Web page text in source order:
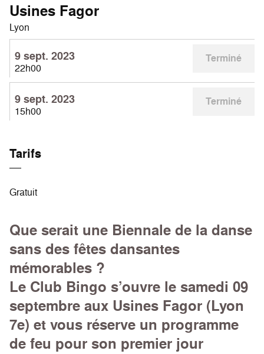
Usines Fagor
Lyon
9 sept. 2023
22h00
Terminé
9 sept. 2023
15h00
Terminé
Tarifs
Gratuit
Que serait une Biennale de la danse
sans des fêtes dansantes
mémorables ?
Le Club Bingo s’ouvre le samedi 09
septembre aux Usines Fagor (Lyon
7e) et vous réserve un programme
de feu pour son premier jour